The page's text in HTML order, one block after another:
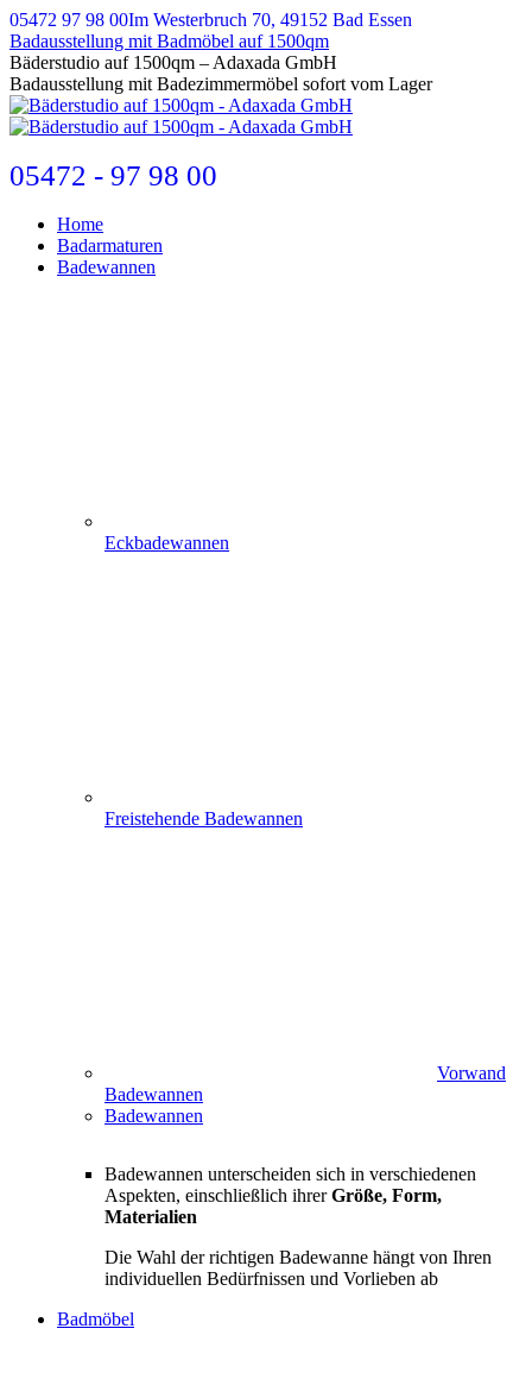
Zum
Inhalt
springen
05472 97 98 00Im Westerbruch 70, 49152 Bad Essen
Badausstellung mit Badmöbel auf 1500qm
E-
Mail
page
opens
new
window
Bäderstudio auf 1500qm – Adaxada GmbH
Badausstellung mit Badezimmermöbel sofort vom Lager
05472 - 97 98 00
Home
Badarmaturen
Badewannen
Eckbadewannen
Freistehende Badewannen
Vorwand
Badewannen
Badewannen
Badewannen unterscheiden sich in verschiedenen
Aspekten, einschließlich ihrerGröße, Form,
Materialien
Die Wahl der richtigen Badewanne hängt von Ihren
individuellen Bedürfnissen und Vorlieben ab
Badmöbel